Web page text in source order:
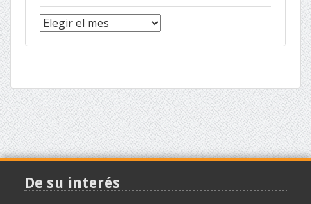
Noticias
(archivo)
De su interés